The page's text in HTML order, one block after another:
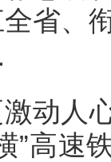
省、
动人
”高速